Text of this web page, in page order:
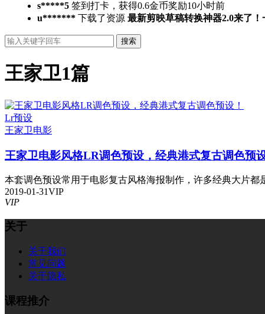
s*****5 签到打卡，获得0.6金币奖励10小时前
u******* 下载了资源 最新剪映草稿转换神器2.0来了！
搜索
王家卫1篇
Lr预设
王家卫电影
王家卫电影风格LR调色预设，经典港式复古调色预
本套调色预设常用于电影复古风格海报制作，许多经典大片都
2019-01-31VIP
VIP
关于
关于我们
常见问题
关于隐私
课程推介